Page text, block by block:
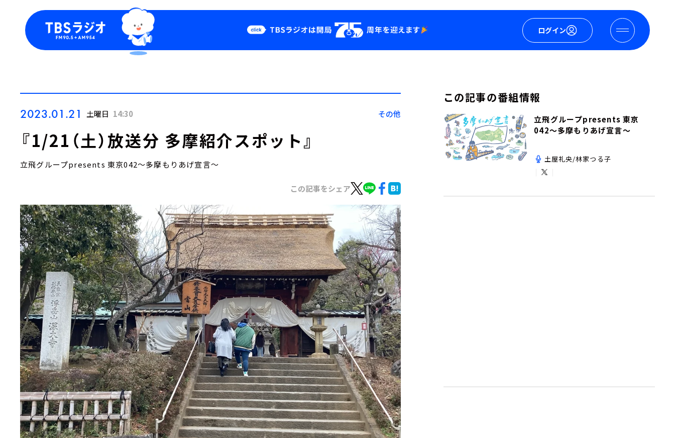
ログイン
Podcast
YouTube
2023.01.21 土曜日 14:30 その他
『1/21（土）放送分 多摩紹介スポット』
立飛グループpresents 東京042～多摩もりあげ宣言～
この記事をシェア
この記事の番組情報
立飛グループpresents 東京
042～多摩もりあげ宣言～
土屋礼央/林家つる子